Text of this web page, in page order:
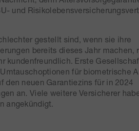
und
gestellt sind, wenn sie ihre
bereits dieses Jahr machen,
kundenfreundlich. Erste
für biometrische
den neuen Garantiezins für in 2024
an. Viele weitere Versicherer
angekündigt.